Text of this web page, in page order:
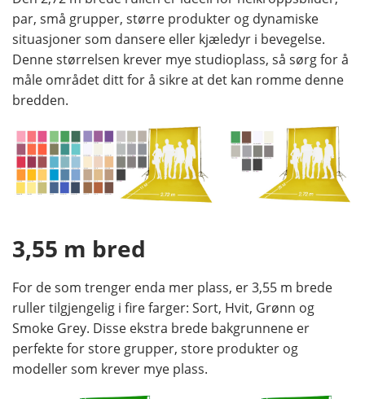
par, små grupper, større produkter og dynamiske
situasjoner som dansere eller kjæledyr i bevegelse.
Denne størrelsen krever mye studioplass, så sørg for å
måle området ditt for å sikre at det kan romme denne
bredden.
3,55 m bred
For de som trenger enda mer plass, er 3,55 m brede
ruller tilgjengelig i fire farger: Sort, Hvit, Grønn og
Smoke Grey. Disse ekstra brede bakgrunnene er
perfekte for store grupper, store produkter og
modeller som krever mye plass.